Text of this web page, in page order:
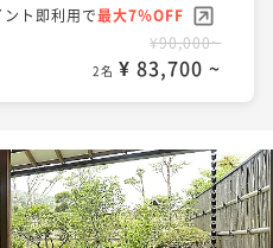
ント即利用で最大7％OFF
¥90,000~
2名 ¥ 83,700 ~